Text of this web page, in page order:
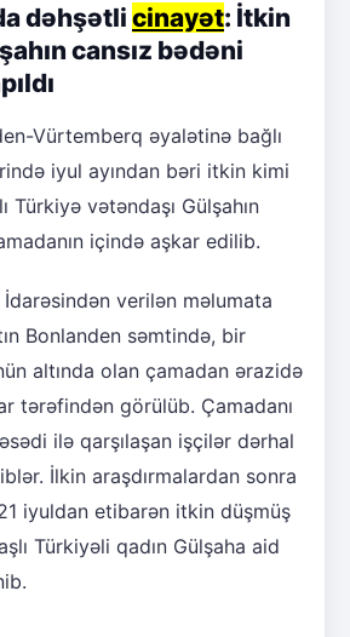
dəhşətli cinayət: İtkin
cansız bədəni
Vürtemberq əyalətinə bağlı
iyul ayından bəri itkin kimi
Türkiyə vətəndaşı Gülşahın
içində aşkar edilib.
verilən məlumata
Bonlanden səmtində, bir
altında olan çamadan ərazidə
tərəfindən görülüb. Çamadanı
ilə qarşılaşan işçilər dərhal
İlkin araşdırmalardan sonra
iyuldan etibarən itkin düşmüş
Türkiyəli qadın Gülşaha aid